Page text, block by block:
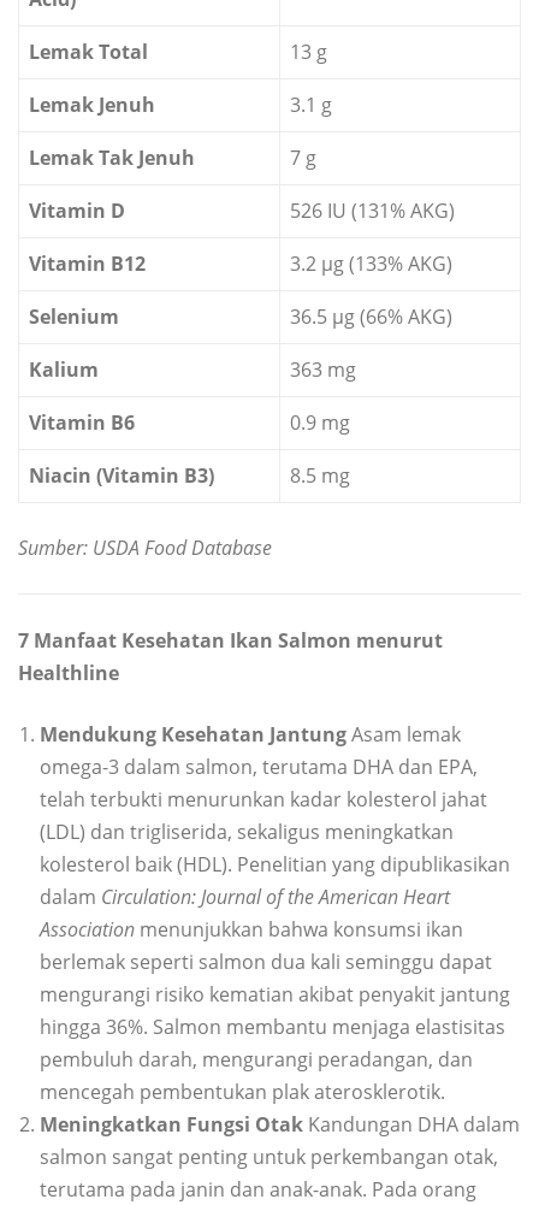
Lemak Total
13 g
Lemak Jenuh
3.1 g
Lemak Tak Jenuh
7 g
Vitamin D
526 IU (131% AKG)
Vitamin B12
3.2 µg (133% AKG)
Selenium
36.5 µg (66% AKG)
Kalium
363 mg
Vitamin B6
0.9 mg
Niacin (Vitamin B3)
8.5 mg
Sumber: USDA Food Database
7 Manfaat Kesehatan Ikan Salmon menurut
Healthline
Mendukung Kesehatan JantungAsam lemak
omega-3 dalam salmon, terutama DHA dan EPA,
telah terbukti menurunkan kadar kolesterol jahat
(LDL) dan trigliserida, sekaligus meningkatkan
kolesterol baik (HDL). Penelitian yang dipublikasikan
dalam Circulation: Journal of the American Heart
Association menunjukkan bahwa konsumsi ikan
berlemak seperti salmon dua kali seminggu dapat
mengurangi risiko kematian akibat penyakit jantung
hingga 36%. Salmon membantu menjaga elastisitas
pembuluh darah, mengurangi peradangan, dan
mencegah pembentukan plak aterosklerotik.
Meningkatkan Fungsi Otak Kandungan DHA dalam
salmon sangat penting untuk perkembangan otak,
terutama pada janin dan anak-anak. Pada orang